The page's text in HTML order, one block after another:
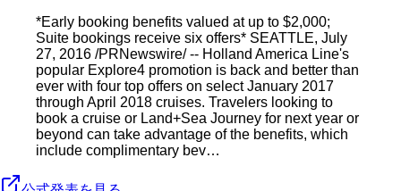
*Early booking benefits valued at up to $2,000;
Suite bookings receive six offers* SEATTLE, July
27, 2016 /PRNewswire/ -- Holland America Line's
popular Explore4 promotion is back and better than
ever with four top offers on select January 2017
through April 2018 cruises. Travelers looking to
book a cruise or Land+Sea Journey for next year or
beyond can take advantage of the benefits, which
include complimentary bev…